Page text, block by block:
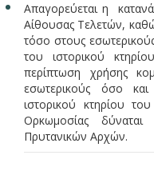
Απαγορεύεται η
Αίθουσας Τελετών,
τόσο στους
του ιστορικού
περίπτωση χρήσης
εσωτερικούς όσο
ιστορικού κτηρίου
Ορκωμοσίας
Πρυτανικών Αρχών.